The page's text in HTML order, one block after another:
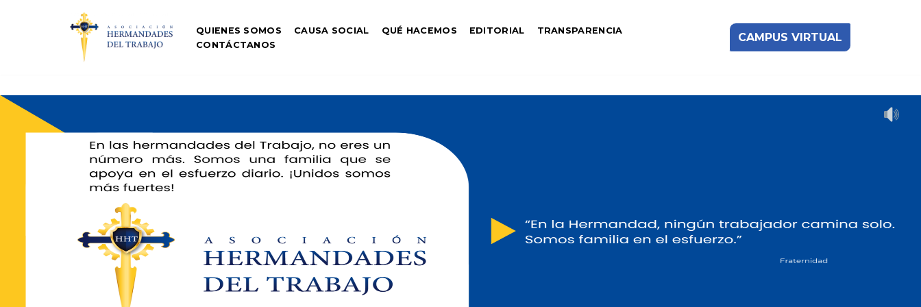
QUIENES SOMOS CAUSA SOCIAL QUÉ HACEMOS EDITORIAL
TRANSPARENCIA
CONTÁCTANOS
CAMPUS VIRTUAL